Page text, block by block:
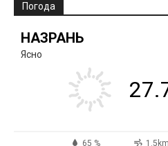
Погода
НАЗРАНЬ
Ясно
65 %